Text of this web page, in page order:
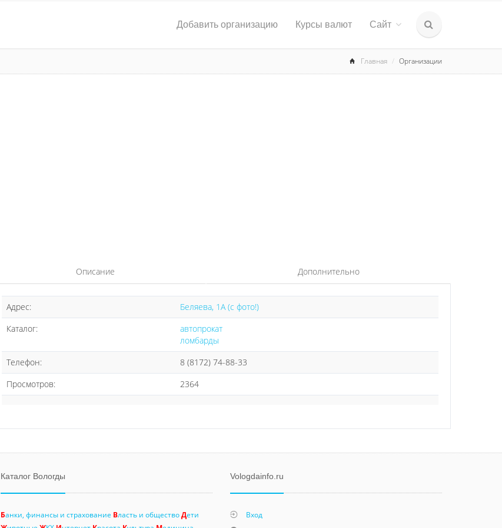
Добавить организацию Курсы валют Сайт
Главная Организации
Описание Дополнительно
Адрес:
Беляева, 1А (с фото!)
Каталог:
автопрокат
ломбарды
Телефон:
8 (8172) 74-88-33
Просмотров:
2364
Каталог Вологды
Банки, финансы и страхование Власть и обществоДети
Vologdainfo.ru
Вход